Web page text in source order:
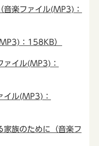
音楽ファイル(MP3)：
：158KB）
ァイル(MP3)：
イル(MP3)：
族のために（音楽フ